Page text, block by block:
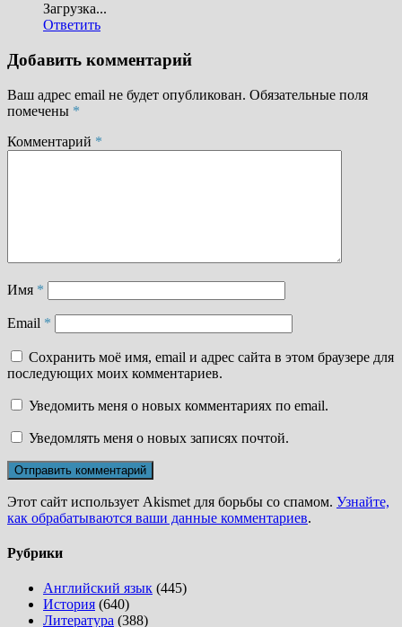
Загрузка...
Ответить
Добавить комментарий
Ваш адрес email не будет опубликован. Обязательные поля
помечены *
Комментарий *
Имя *
Email *
Сохранить моё имя, email и адрес сайта в этом браузере для
последующих моих комментариев.
Уведомить меня о новых комментариях по email.
Уведомлять меня о новых записях почтой.
Этот сайт использует Akismet для борьбы со спамом. Узнайте,
как обрабатываются ваши данные комментариев.
Рубрики
Английский язык (445)
История (640)
Литература (388)